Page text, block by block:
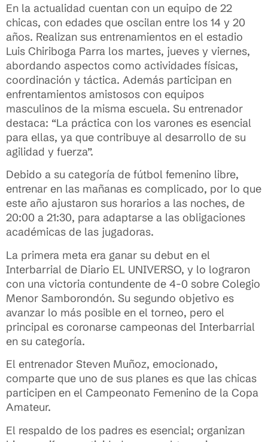
En la actualidad cuentan con un equipo de 22
chicas, con edades que oscilan entre los 14 y 20
años. Realizan sus entrenamientos en el estadio
Luis Chiriboga Parra los martes, jueves y viernes,
abordando aspectos como actividades físicas,
coordinación y táctica. Además participan en
enfrentamientos amistosos con equipos
masculinos de la misma escuela. Su entrenador
destaca: “La práctica con los varones es esencial
para ellas, ya que contribuye al desarrollo de su
agilidad y fuerza”.
Debido a su categoría de fútbol femenino libre,
entrenar en las mañanas es complicado, por lo que
este año ajustaron sus horarios a las noches, de
20:00 a 21:30, para adaptarse a las obligaciones
académicas de las jugadoras.
La primera meta era ganar su debut en el
Interbarrial de Diario EL UNIVERSO, y lo lograron
con una victoria contundente de 4-0 sobre Colegio
Menor Samborondón. Su segundo objetivo es
avanzar lo más posible en el torneo, pero el
principal es coronarse campeonas del Interbarrial
en su categoría.
El entrenador Steven Muñoz, emocionado,
comparte que uno de sus planes es que las chicas
participen en el Campeonato Femenino de la Copa
Amateur.
El respaldo de los padres es esencial; organizan